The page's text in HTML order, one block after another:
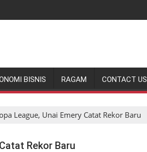
BISNIS RAGAM CONTACT US
League, Unai Emery Catat Rekor Baru
Rekor Baru